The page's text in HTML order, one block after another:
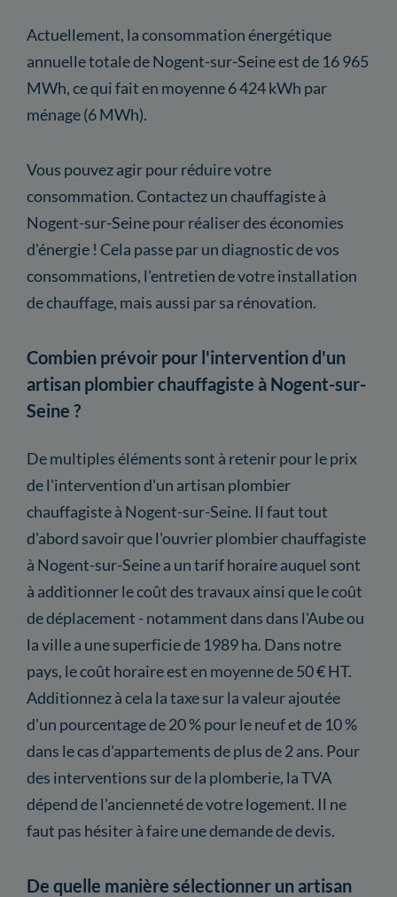
Actuellement, la consommation énergétique
annuelle totale de Nogent-sur-Seine est de 16 965
MWh, ce qui fait en moyenne 6 424 kWh par
ménage (6 MWh).
Vous pouvez agir pour réduire votre
consommation. Contactez un chauffagiste à
Nogent-sur-Seine pour réaliser des économies
d'énergie ! Cela passe par un diagnostic de vos
consommations, l'entretien de votre installation
de chauffage, mais aussi par sa rénovation.
Combien prévoir pour l'intervention d'un
artisan plombier chauffagiste à Nogent-sur-
Seine ?
De multiples éléments sont à retenir pour le prix
de l'intervention d'un artisan plombier
chauffagiste à Nogent-sur-Seine. Il faut tout
d'abord savoir que l'ouvrier plombier chauffagiste
à Nogent-sur-Seine a un tarif horaire auquel sont
à additionner le coût des travaux ainsi que le coût
de déplacement - notamment dans dans l'Aube ou
la ville a une superficie de 1989 ha. Dans notre
pays, le coût horaire est en moyenne de 50 € HT.
Additionnez à cela la taxe sur la valeur ajoutée
d'un pourcentage de 20 % pour le neuf et de 10 %
dans le cas d'appartements de plus de 2 ans. Pour
des interventions sur de la plomberie, la TVA
dépend de l'ancienneté de votre logement. Il ne
faut pas hésiter à faire une demande de devis.
De quelle manière sélectionner un artisan